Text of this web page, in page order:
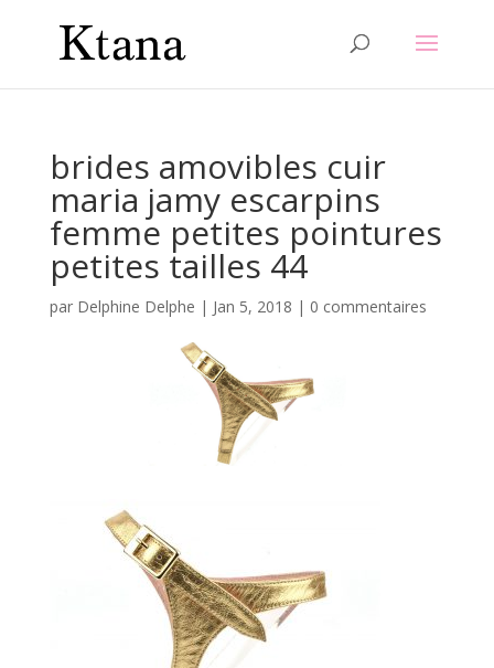
brides amovibles cuir
maria jamy escarpins
femme petites pointures
petites tailles 44
par Delphine Delphe | Jan 5, 2018 | 0 commentaires